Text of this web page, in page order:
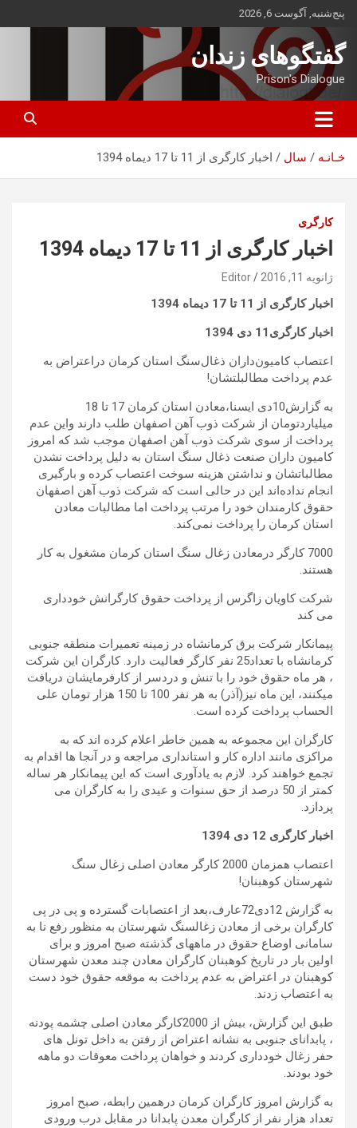
محتوا
بروید
پنج‌شنبه, آگوست 6, 2026
گفتگوهای زندان
Prison's Dialogue
خـانـه سال اخبار کارگری از 11 تا 17 دیماه 1394
کارگری
اخبار کارگری از 11 تا 17 دیماه 1394
ژانویه 11, 2016 Editor
اخبار کارگری از 11 تا 17 دیماه 1394
اخبار کارگری11
دی 1394
اعتصاب کامیون‌داران ذغال‌سنگ استان کرمان دراعتراض به
عدم پرداخت مطالبلتشان!
به گزارش10دی ایسنا،معادن استان کرمان 17 تا 18
میلیاردتومان از شرکت ذوب آهن اصفهان طلب دارند واین عدم
پرداخت از سوی شرکت ذوب آهن اصفهان موجب شد که امروز
کامیون داران صنعت ذغال سنگ استان به دلیل پرداخت نشدن
مطالباتشان و نداشتن هزینه سوخت اعتصاب کرده و بارگیری
انجام نداده‌اند این در حالی است که شرکت ذوب آهن اصفهان
حقوق کارمندان خود را مرتب پرداخت اما مطالبات معادن
استان کرمان را پرداخت نمی‌کند.
7000 کارگر درمعادن زغال سنگ استان کرمان مشغول به کار
هستند.
شرکت کاویان زاگرس از پرداخت حقوق کارگرانش خودداری
می کند
پیمانکار شرکت برق کرمانشاه در زمینه تعمیرات منطقه جنوبی
کرمانشاه با تعداد25 نفر کارگر فعالیت دارد. کارگران این شرکت
، هر ماه حقوق خود را با تنش و دردسر از کارفرمایشان دریافت
میکنند، این ماه نیز(آذر) به هر نفر 100 تا 150 هزار تومان علی
الحساب پرداخت کرده است.
کارگران این مجموعه به همین خاطر اعلام کرده اند که به
مراکزی مانند اداره کار و استانداری مراجعه و در آنجا ها اقدام به
تجمع خواهند کرد. لازم به یادآوری است که این پیمانکار هر ساله
کمتر از 50 درصد از حق سنوات و عیدی را به کارگران می
پردازد.
اخبار کارگری 12 دی 1394
اعتصاب همزمان 2000 کارگر معادن اصلی زغال سنگ
شهرستان کوهبنان!
به گزارش 12دی72عارف،بعد از اعتصابات گسترده و پی در پی
کارگران برخی از معادن زغالسنگ شهرستان به منظور رفع نا به
سامانی اوضاع حقوق در ماههای گذشته صبح امروز و برای
اولین بار در تاریخ کوهبنان کارگران معادن چند معدن شهرستان
کوهبنان در اعتراض به عدم پرداخت به موقعه حقوق خود دست
به اعتصاب زدند.
طبق این گزارش، بیش از 2000کارگر معادن اصلی چشمه پودنه
، پابدانای جنوبی به نشانه اعتراض از رفتن به داخل تونل های
حفر زغال خودداری کردند و خواهان پرداخت معوقات دو ماهه
خود بودند.
به گزارش امروز کارگران کرمان درهمین رابطه، صبح امروز
تعداد هزار نفر از کارگران معدن پابدانا در مقابل درب ورودی